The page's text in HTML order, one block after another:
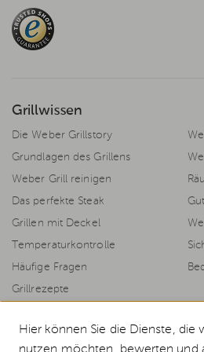
Grillwissen
Die Weber Grillstory
Grundlagen des Grillens
Weber Grill reinigen
Das perfekte Steak
Grillen mit Deckel
Temperaturkontrolle
Häufige Fragen
Grillrezepte
Hier können Sie die Dienste, die